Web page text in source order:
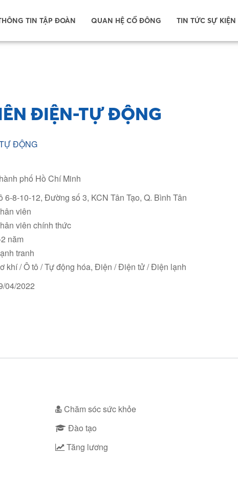
TIN TẬP ĐOÀN QUAN HỆ CỔ ĐÔNG TIN TỨC SỰ KIỆN
ĐIỆN-TỰ ĐỘNG
ĐỘNG
phố Hồ Chí Minh
6-8-10-12, Đường số 3, KCN Tân Tạo, Q. Bình Tân
viên
viên chính thức
năm
tranh
khí / Ô tô / Tự động hóa, Điện / Điện tử / Điện lạnh
04/2022
Chăm sóc sức khỏe
Đào tạo
Tăng lương